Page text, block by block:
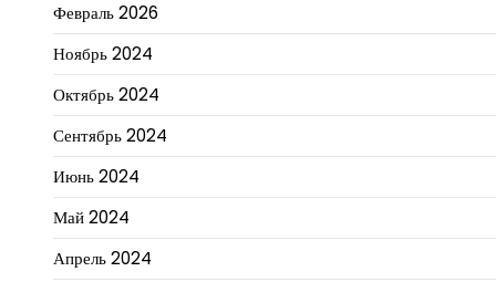
Февраль 2026
Ноябрь 2024
Октябрь 2024
Сентябрь 2024
Июнь 2024
Май 2024
Апрель 2024